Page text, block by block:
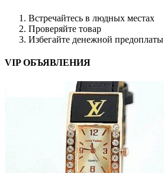
Встречайтесь в людных местах
Проверяйте товар
Избегайте денежной предоплаты
VIP ОБЪЯВЛЕНИЯ